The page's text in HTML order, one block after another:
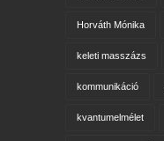
Horváth Mónika
keleti masszázs
kommunikáció
kvantumelmélet